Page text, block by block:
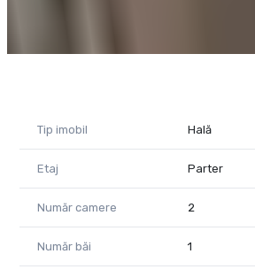
Remus Beiușanu- telefon: 0785 997 537
Tip imobil Hală
Etaj Parter
Număr camere 2
Număr băi 1